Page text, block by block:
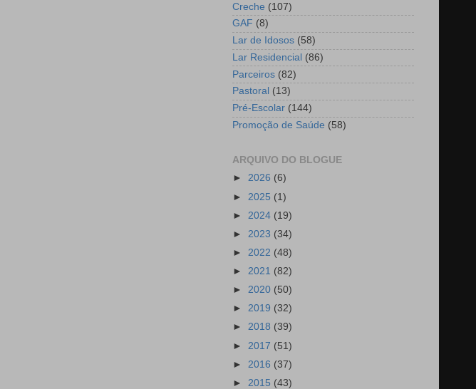
Creche (107)
GAF (8)
Lar de Idosos (58)
Lar Residencial (86)
Parceiros (82)
Pastoral (13)
Pré-Escolar (144)
Promoção de Saúde (58)
ARQUIVO DO BLOGUE
► 2026 (6)
► 2025 (1)
► 2024 (19)
► 2023 (34)
► 2022 (48)
► 2021 (82)
► 2020 (50)
► 2019 (32)
► 2018 (39)
► 2017 (51)
► 2016 (37)
► 2015 (43)